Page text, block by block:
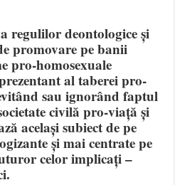
regulilor deontologice și
promovare pe banii
pro-homosexuale
al taberei pro-
sau ignorând faptul
civilă pro-viață și
același subiect de pe
și mai centrate pe
celor implicați –